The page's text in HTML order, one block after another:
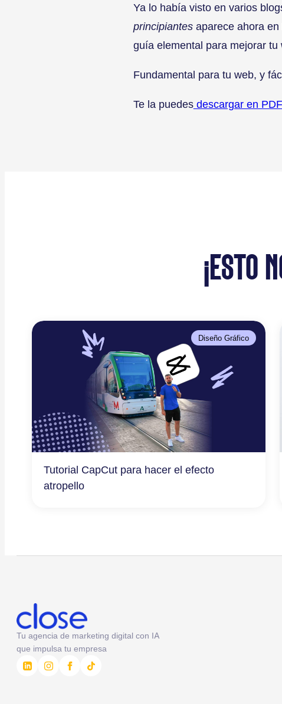
Ya lo había visto en varios
principiantesaparece ahora en
guía elemental para mejorar
Fundamental para tu web, y
Te la puedesdescargar en
¡ESTO
Diseño Gráfico
Tutorial CapCut para hacer el efecto
atropello
Tu agencia de marketing digital con IA
que impulsa tu empresa